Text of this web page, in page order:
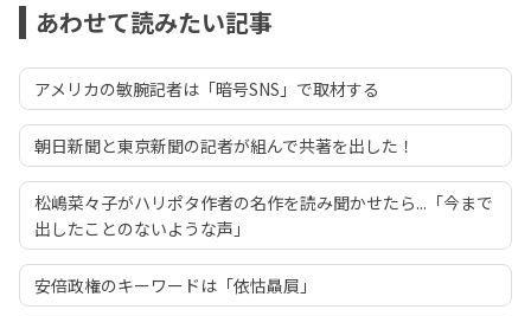
あわせて読みたい記事
アメリカの敏腕記者は「暗号SNS」で取材する
朝日新聞と東京新聞の記者が組んで共著を出した！
松嶋菜々子がハリポタ作者の名作を読み聞かせたら...「今まで
出したことのないような声」
安倍政権のキーワードは「依怙贔屓」